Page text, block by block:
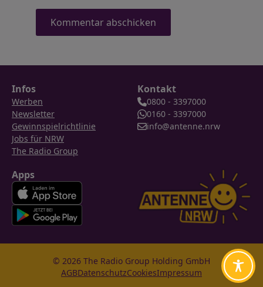
Infos
Werben
Newsletter
Gewinnspielrichtlinie
Jobs für NRW
The Radio Group
Kontakt
0800 - 3397000
0160 - 3397000
info@antenne.nrw
Apps
© 2026 The Radio Group Holding GmbH
AGBDatenschutzCookiesImpressum